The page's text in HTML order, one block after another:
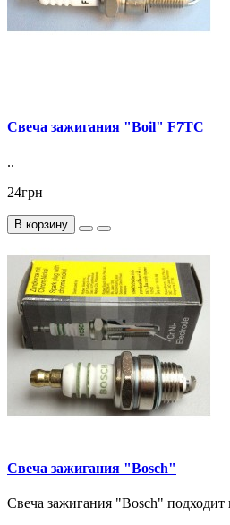
Свеча зажигания "Boil" F7TC
..
24грн
В корзину
Свеча зажигания "Bosch"
Свеча зажигания "Bosch​" подходит